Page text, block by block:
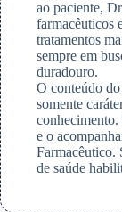
ao paciente,
farmacêuticos
tratamentos
sempre em
duradouro.
O conteúdo
somente
e o
Farmacêutico.
de saúde